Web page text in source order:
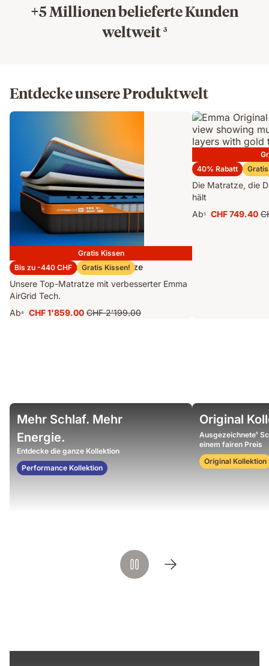
+5 Millionen belieferte Kunden
weltweit 3
Entdecke unsere Produktwelt
Gratis Kissen
Bis zu -440 CHF
Gratis Kissen!
Emma Performance 26 Matratze
Unsere Top-Matratze mit verbesserter Emma
AirGrid Tech.
Ab4
Preis
CHF 1'859.00 Ursprünglicher
CHF 2'199.00
40% Rabatt
Emma Original
Die Matratze, die
hält
Ab5
Preis
CHF 749.40
Mehr Schlaf. Mehr
Energie.
Entdecke die ganze Kollektion
Performance Kollektion
Woman
on
bedroom
with
the
Original
Ausgezeichnete6
einem fairen Preis
Original Kollektion
Video
showing
weighted
balls
resting
on